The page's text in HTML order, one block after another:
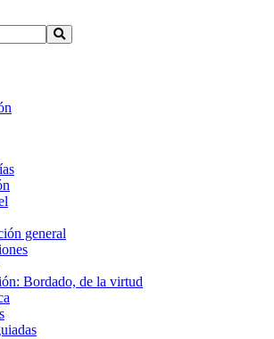
general
Bordado, de la virtud